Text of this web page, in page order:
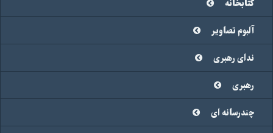
کتابخانه
آلبوم تصاویر
ندای رهبری
رهبری
چندرسانه ای